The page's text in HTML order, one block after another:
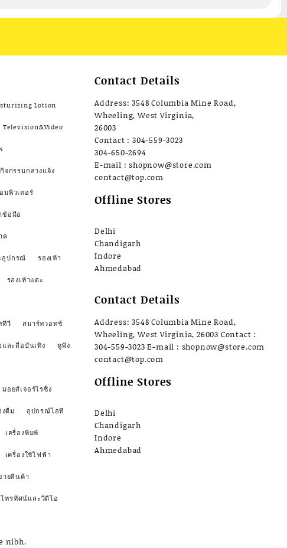
Lotion
Television&Video
จกรรมกลางแจ้ง
มพิวเตอร์
ข้อมือ
ค
อุปกรณ์ รองเท้า
รองเท้าแตะ
ทีวี สมาร์ทวอทช์
ละสื่อบันเทิง หูฟัง
อยส์เจอร์ไรซิ่ง
งดื่ม อุปกรณ์ไอที
เครื่องพิมพ์
เครื่องใช้ไฟฟ้า
ายสินค้า
โทรทัศน์และวิดีโอ
nibh.
Contact Details
Address: 3548 Columbia Mine Road,
Wheeling, West Virginia,
26003
Contact : 304-559-3023
304-650-2694
E-mail : shopnow@store.com
contact@top.com
Offline Stores
Delhi
Chandigarh
Indore
Ahmedabad
Contact Details
Address: 3548 Columbia Mine Road,
Wheeling, West Virginia, 26003 Contact :
304-559-3023 E-mail : shopnow@store.com
contact@top.com
Offline Stores
Delhi
Chandigarh
Indore
Ahmedabad